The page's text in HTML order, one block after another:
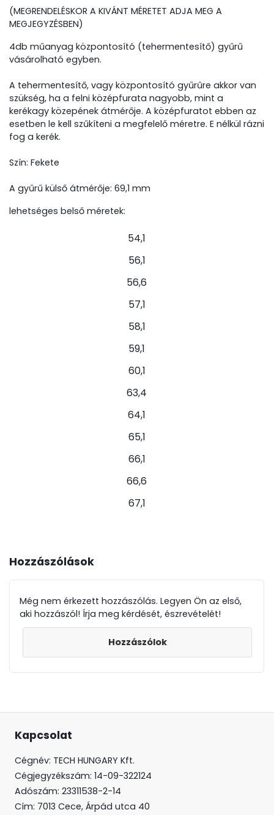
(MEGRENDELÉSKOR A KIVÁNT MÉRETET ADJA MEG A
MEGJEGYZÉSBEN)
4db műanyag központosító (tehermentesítő) gyűrű
vásárolható egyben.
A tehermentesítő, vagy központosító gyűrűre akkor van
szükség, ha a felni középfurata nagyobb, mint a
kerékagy közepének átmérője. A középfuratot ebben az
esetben le kell szűkíteni a megfelelő méretre. E nélkül rázni
fog a kerék.
Szín: Fekete
A gyűrű külső átmérője: 69,1 mm
lehetséges belső méretek:
54,1
56,1
56,6
57,1
58,1
59,1
60,1
63,4
64,1
65,1
66,1
66,6
67,1
Hozzászólások
Még nem érkezett hozzászólás. Legyen Ön az első,
aki hozzászól! Írja meg kérdését, észrevételét!
Hozzászólok
Kapcsolat
Cégnév: TECH HUNGARY Kft.
Cégjegyzékszám: 14-09-322124
Adószám: 23311538-2-14
Cím: 7013 Cece, Árpád utca 40